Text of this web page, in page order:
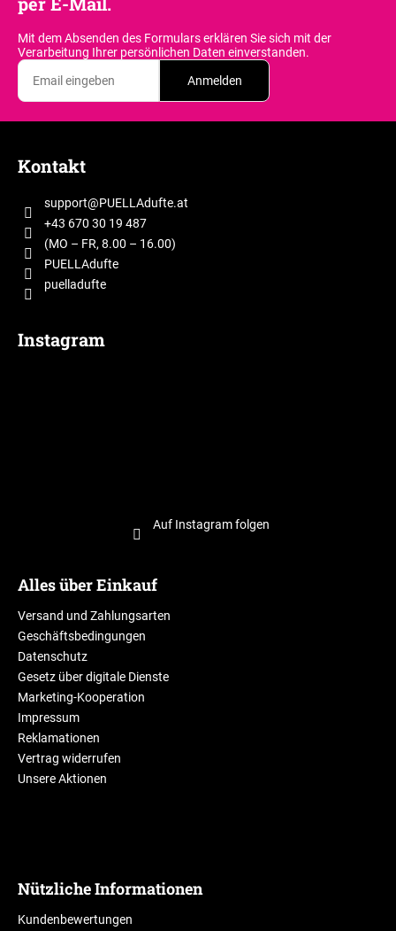
e
m
e
n
t
Mit dem Absenden des Formulars erklären Sie sich mit der
Verarbeitung Ihrer persönlichen Daten einverstanden.
Anmelden
Kontakt
support@PUELLAdufte.at
+43 670 30 19 487
(MO – FR, 8.00 – 16.00)
PUELLAdufte
puelladufte
Instagram
Auf Instagram folgen
Alles über Einkauf
Versand und Zahlungsarten
Geschäftsbedingungen
Datenschutz
Gesetz über digitale Dienste
Marketing-Kooperation
Impressum
Reklamationen
Vertrag widerrufen
Unsere Aktionen
Nützliche Informationen
Kundenbewertungen